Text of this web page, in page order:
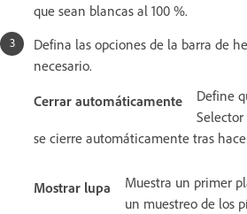
que sean blancas al 100 %.
Defina las opciones de la barra de
necesario.
Cerrar automáticamente
Define
se cierre automáticamente tras
Mostrar lupa
Muestra un primer
un muestreo de los